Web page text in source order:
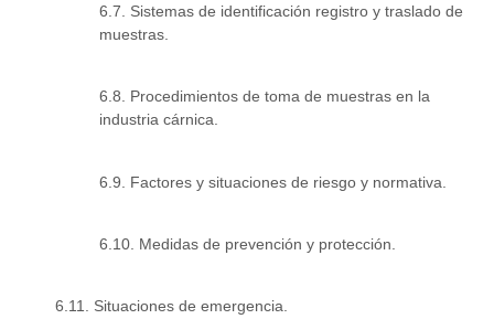
6.7. Sistemas de identificación registro y traslado de
muestras.
6.8. Procedimientos de toma de muestras en la
industria cárnica.
6.9. Factores y situaciones de riesgo y normativa.
6.10. Medidas de prevención y protección.
6.11. Situaciones de emergencia.